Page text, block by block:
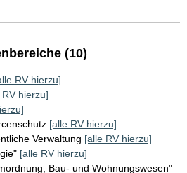
(10)
RV hierzu]
RV hierzu]
[alle RV hierzu]
Verwaltung [alle RV hierzu]
[alle RV hierzu]
Bau- und Wohnungswesen"